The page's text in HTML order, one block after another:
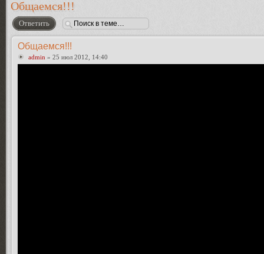
Общаемся!!!
Ответить
Общаемся!!!
admin » 25 июл 2012, 14:40